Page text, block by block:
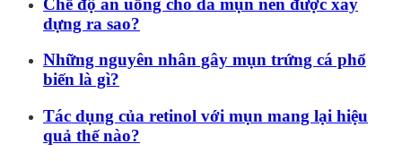
Chế độ ăn uống cho da mụn nên được xây
dựng ra sao?
Những nguyên nhân gây mụn trứng cá phổ
biến là gì?
Tác dụng của retinol với mụn mang lại hiệu
quả thế nào?